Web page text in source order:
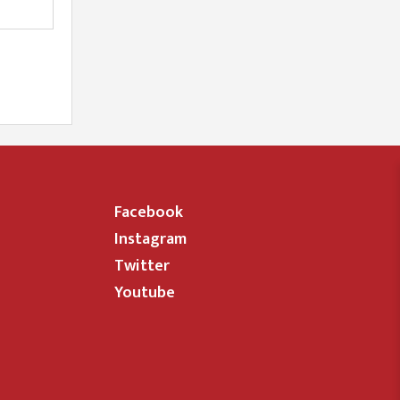
Facebook
Instagram
Twitter
Youtube